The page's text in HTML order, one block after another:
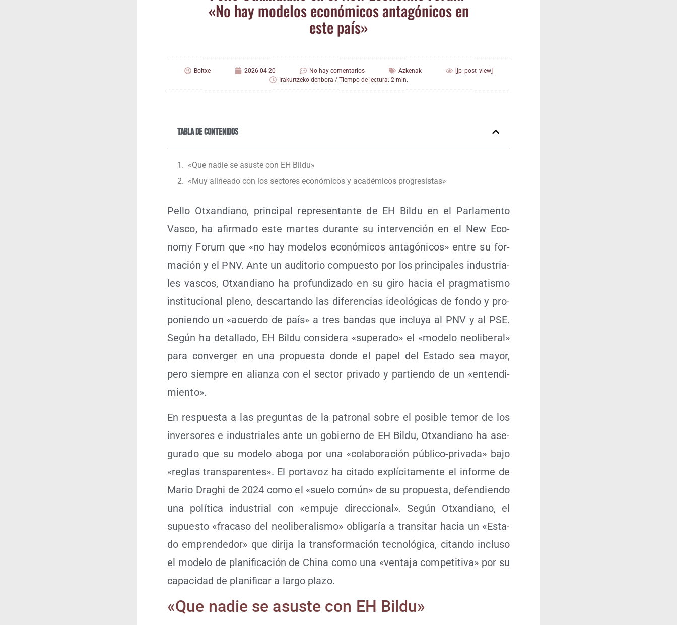
«No hay mode­los eco­nó­mi­cos anta­gó­ni­cos en
este país»
Boltxe 2026-04-20 No hay comentarios Azkenak
[jp_post_view]
Irakurtzeko denbora / Tiempo de lectura: 2 min.
Tabla de contenidos
«Que nadie se asus­te con EH Bildu»
«Muy ali­nea­do con los sec­to­res eco­nó­mi­cos y aca­dé­mi­cos progresistas»
Pello Otxan­diano, prin­ci­pal repre­sen­tan­te de EH Bil­du en el Par­la­men­to
Vas­co, ha afir­ma­do este mar­tes duran­te su inter­ven­ción en el New Eco­
nomy Forum que «no hay mode­los eco­nó­mi­cos anta­gó­ni­cos» entre su for­
ma­ción y el PNV. Ante un audi­to­rio com­pues­to por los prin­ci­pa­les indus­tria­
les vas­cos, Otxan­diano ha pro­fun­di­za­do en su giro hacia el prag­ma­tis­mo
ins­ti­tu­cio­nal pleno, des­car­tan­do las dife­ren­cias ideo­ló­gi­cas de fon­do y pro­
po­nien­do un «acuer­do de país» a tres ban­das que inclu­ya al PNV y al PSE.
Según ha deta­lla­do, EH Bil­du con­si­de­ra «supe­ra­do» el «mode­lo neo­li­be­ral»
para con­ver­ger en una pro­pues­ta don­de el papel del Esta­do sea mayor,
pero siem­pre en alian­za con el sec­tor pri­va­do y par­tien­do de un «enten­di­
mien­to».
En res­pues­ta a las pre­gun­tas de la patro­nal sobre el posi­ble temor de los
inver­so­res e indus­tria­les ante un gobierno de EH Bil­du, Otxan­diano ha ase­
gu­ra­do que su mode­lo abo­ga por una «cola­bo­ra­ción públi­co-pri­va­da» bajo
«reglas trans­pa­ren­tes». El por­ta­voz ha cita­do explí­ci­ta­men­te el infor­me de
Mario Draghi de 2024 como el «sue­lo común» de su pro­pues­ta, defen­dien­do
una polí­ti­ca indus­trial con «empu­je direc­cio­nal». Según Otxan­diano, el
supues­to «fra­ca­so del neo­li­be­ra­lis­mo» obli­ga­ría a tran­si­tar hacia un «Esta­
do empren­de­dor» que diri­ja la trans­for­ma­ción tec­no­ló­gi­ca, citan­do inclu­so
el mode­lo de pla­ni­fi­ca­ción de Chi­na como una «ven­ta­ja com­pe­ti­ti­va» por su
capa­ci­dad de pla­ni­fi­car a lar­go plazo.
«Que nadie se asus­te con EH Bildu»